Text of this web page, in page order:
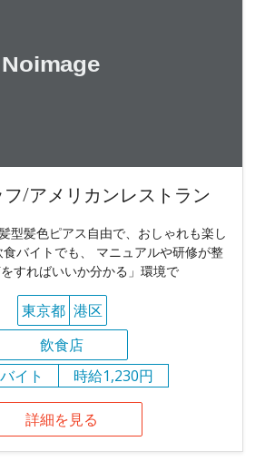
/アメリカンレストラン
型髪色ピアス自由で、おしゃれも楽し
バイトでも、 マニュアルや研修が整
すればいいか分かる」環境で
東京都 港区
飲食店
イト
時給1,230円
詳細を見る